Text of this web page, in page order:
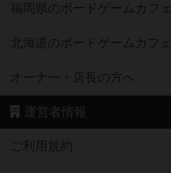
福岡県のボードゲームカフェ
北海道のボードゲームカフェ
オーナー・店長の方へ
運営者情報
ご利用規約